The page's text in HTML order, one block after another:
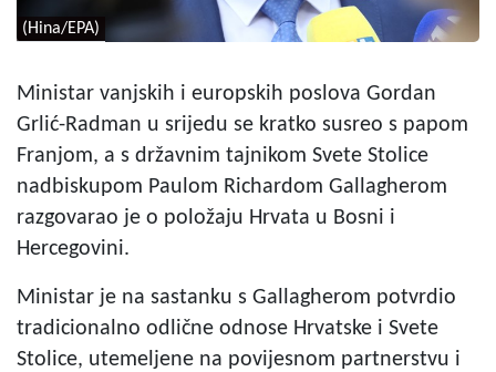
(Hina/EPA)
Ministar vanjskih i europskih poslova Gordan
Grlić-Radman u srijedu se kratko susreo s papom
Franjom, a s državnim tajnikom Svete Stolice
nadbiskupom Paulom Richardom Gallagherom
razgovarao je o položaju Hrvata u Bosni i
Hercegovini.
Ministar je na sastanku s Gallagherom potvrdio
tradicionalno odlične odnose Hrvatske i Svete
Stolice, utemeljene na povijesnom partnerstvu i